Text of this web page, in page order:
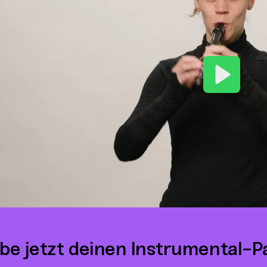
Play
jetzt deinen Instrumental-